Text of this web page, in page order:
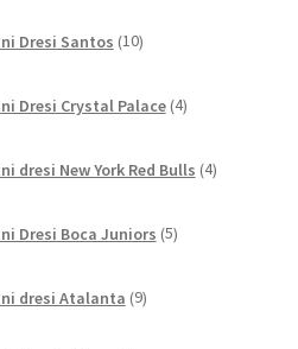
Dresi Santos 10izdelkov
Dresi Crystal Palace 4izdelki
dresi New York Red Bulls 4izdelki
Dresi Boca Juniors 5izdelkov
dresi Atalanta 9izdelkov